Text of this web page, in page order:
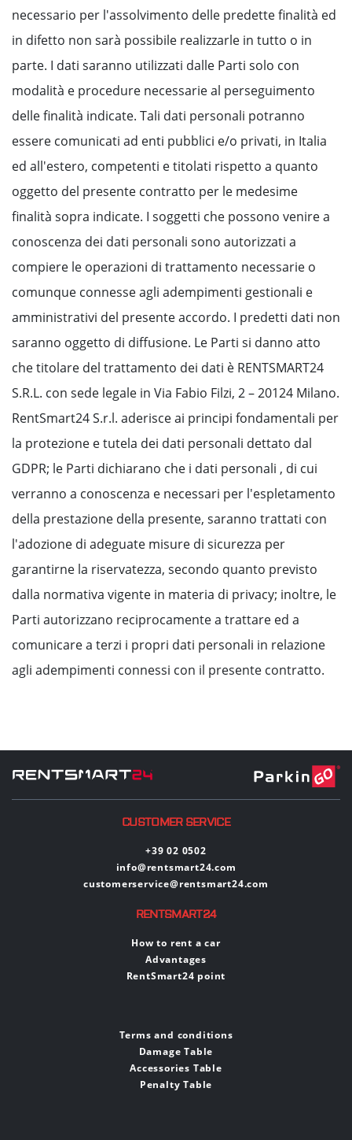
necessario per l'assolvimento delle predette finalità ed
in difetto non sarà possibile realizzarle in tutto o in
parte. I dati saranno utilizzati dalle Parti solo con
modalità e procedure necessarie al perseguimento
delle finalità indicate. Tali dati personali potranno
essere comunicati ad enti pubblici e/o privati, in Italia
ed all'estero, competenti e titolati rispetto a quanto
oggetto del presente contratto per le medesime
finalità sopra indicate. I soggetti che possono venire a
conoscenza dei dati personali sono autorizzati a
compiere le operazioni di trattamento necessarie o
comunque connesse agli adempimenti gestionali e
amministrativi del presente accordo. I predetti dati non
saranno oggetto di diffusione. Le Parti si danno atto
che titolare del trattamento dei dati è RENTSMART24
S.R.L. con sede legale in Via Fabio Filzi, 2 – 20124 Milano.
RentSmart24 S.r.l. aderisce ai principi fondamentali per
la protezione e tutela dei dati personali dettato dal
GDPR; le Parti dichiarano che i dati personali , di cui
verranno a conoscenza e necessari per l'espletamento
della prestazione della presente, saranno trattati con
l'adozione di adeguate misure di sicurezza per
garantirne la riservatezza, secondo quanto previsto
dalla normativa vigente in materia di privacy; inoltre, le
Parti autorizzano reciprocamente a trattare ed a
comunicare a terzi i propri dati personali in relazione
agli adempimenti connessi con il presente contratto.
CUSTOMER SERVICE
+39 02 0502
info@rentsmart24.com
customerservice@rentsmart24.com
RENTSMART24
How to rent a car
Advantages
RentSmart24 point
Terms and conditions
Damage Table
Accessories Table
Penalty Table